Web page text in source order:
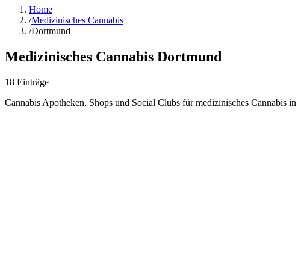
Home
/Medizinisches Cannabis
/Dortmund
Medizinisches Cannabis Dortmund
18 Einträge
Cannabis Apotheken, Shops und Social Clubs für medizinisches Cannabis in